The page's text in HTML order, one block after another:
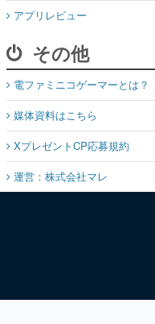
アプリレビュー
その他
電ファミニコゲーマーとは？
媒体資料はこちら
XプレゼントCP応募規約
運営：株式会社マレ